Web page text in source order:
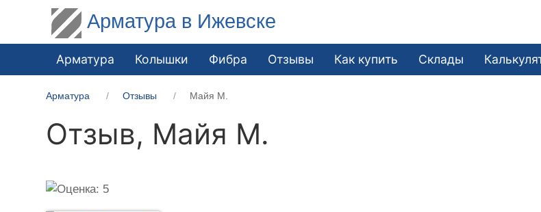
Арматура в Ижевске
Арматура Колышки Фибра Отзывы Как купить Склады
Арматура Отзывы Майя М.
Отзыв, Майя М.